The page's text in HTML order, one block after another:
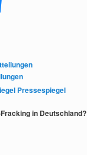
Pressespiegel
in Deutschland?